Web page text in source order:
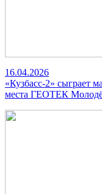
16.04.2026
«Кузбасс-2» сыграет
места ГЕОТЕК